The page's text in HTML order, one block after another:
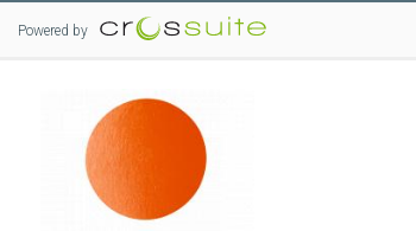
Powered by